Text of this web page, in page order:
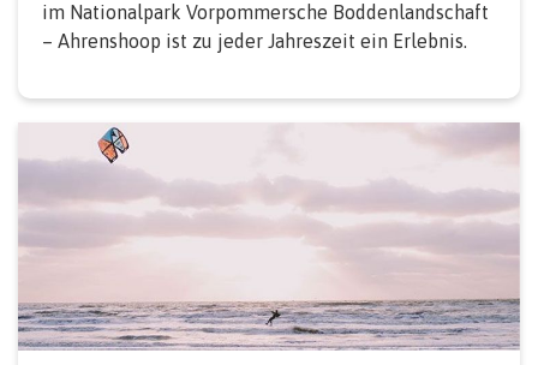
im Nationalpark Vorpommersche Boddenlandschaft
– Ahrenshoop ist zu jeder Jahreszeit ein Erlebnis.